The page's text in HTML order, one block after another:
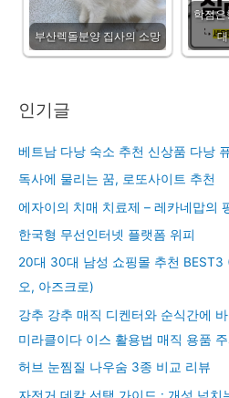
부산렉돌분양 집사의 소망
학점
인기글
베트남 다낭 숙소 추천 신상품 다낭
독사에 물리는 꿈, 로또사이트 추천
에자이의 치매 치료제 – 레카네맙의
한국형 무선인터넷 플랫폼 위피
20대 30대 남성 쇼핑몰 추천 BEST3
오, 아즈크로)
강추 강추 매직 디켄터와 순식간에
미라클이다 이스 활용법 매직 용품
허브 눈찜질 나우숨 3종 비교 리뷰
자전거 데칼 선택 가이드 : 개성 넘치